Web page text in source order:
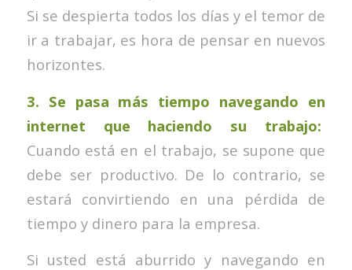
Si se despierta todos los días y el temor de
ir a trabajar, es hora de pensar en nuevos
horizontes.
3. Se pasa más tiempo navegando en
internet que haciendo su trabajo:
Cuando está en el trabajo, se supone que
debe ser productivo. De lo contrario, se
estará convirtiendo en una pérdida de
tiempo y dinero para la empresa.
Si usted está aburrido y navegando en